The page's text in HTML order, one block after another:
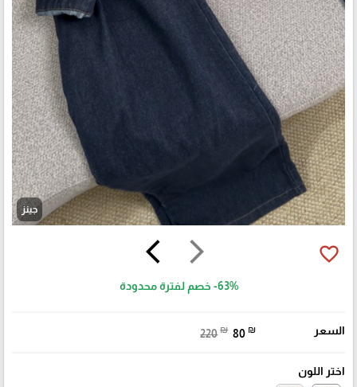
جينز
arrow_forward_ios
arrow_back_ios favorite_border
-63% خصم لفترة محدودة
السعر 220 ₪ 80 ₪
اختر اللون